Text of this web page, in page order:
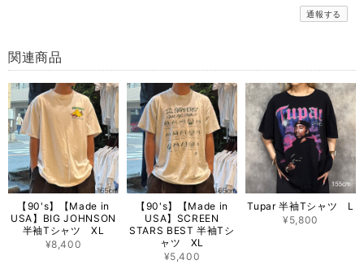
通報する
関連商品
【90's】【Made in
USA】BIG JOHNSON
半袖Tシャツ XL
¥8,400
【90's】【Made in
USA】SCREEN
STARS BEST 半袖Tシ
ャツ XL
¥5,400
Tupar 半袖Tシャツ L
¥5,800